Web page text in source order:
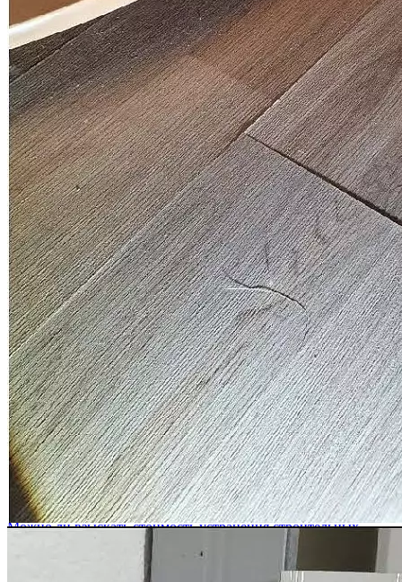
Спор о качестве строительства (ЖК "Измайловский лес")
Дело выиграно
Всего взыскано
361 920 руб.
Спор о качестве строительства (ЖК "Римского-Корсакова, 11")
Дело выиграно
Всего взыскано
934 741 руб.
Смотреть все выигранные дела
Ответы на некоторые вопросы
дольщиков по спорам с
застройщиками
Как понять, имеются ли в квартире строительные недостатки?
Некоторые строительные недостатки являются явными и для
их выявления не требуется специальных знаний и
оборудования (дефекты отделки, трещины в стяжке, явные
неровности стен и т.д.). Однако в боль...
Можно ли определить стоимость устранения строительных
недостатков без проведения осмотра, по фото/видео?
В связи с тем, что для выявления всех строительных
недостатков специалисту необходимо проводить
инструментальные измерения, предварительный анализ
недостатков на предмет их наличия по фото/видео в...
Можно ли взыскать стоимость устранения строительных
недостатков, если в акте приема-передачи квартиры
присутствует положение о том, что претензии к застройщику